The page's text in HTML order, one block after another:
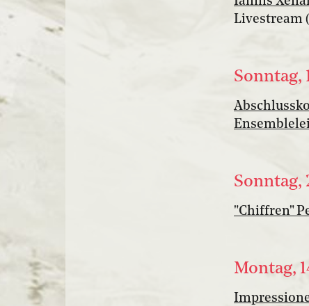
Livestream
Sonntag,
Sonntag,
"Chiffren"
Montag,